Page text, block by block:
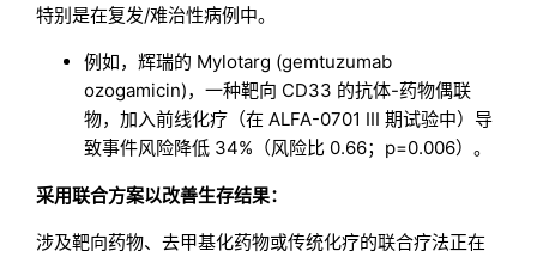
特别是在复发/难治性病例中。
例如，辉瑞的 Mylotarg (gemtuzumab
ozogamicin)，一种靶向 CD33 的抗体-药物偶联
物，加入前线化疗（在 ALFA-0701 III 期试验中）导
致事件风险降低 34%（风险比 0.66；p=0.006）。
采用联合方案以改善生存结果：
涉及靶向药物、去甲基化药物或传统化疗的联合疗法正在